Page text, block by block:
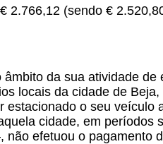
2.766,12 (sendo €
da sua atividade
locais da cidade de
estacionado o seu
cidade, em
não efetuou o pagamento